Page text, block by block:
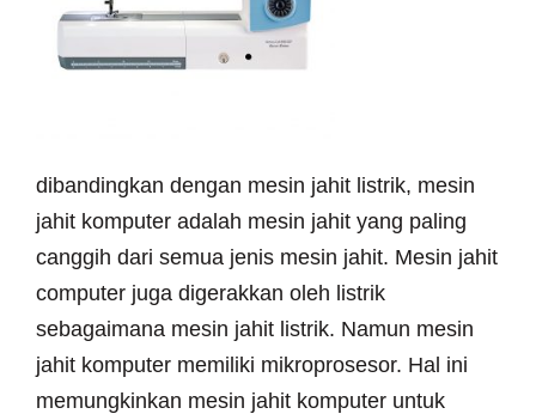
dibandingkan dengan mesin jahit listrik, mesin
jahit komputer adalah mesin jahit yang paling
canggih dari semua jenis mesin jahit. Mesin jahit
computer juga digerakkan oleh listrik
sebagaimana mesin jahit listrik. Namun mesin
jahit komputer memiliki mikroprosesor. Hal ini
memungkinkan mesin jahit komputer untuk